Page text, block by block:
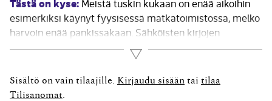
Meistä tuskin kukaan on enää aikoihin
esimerkiksi käynyt fyysisessä matkatoimistossa, melko
harvoin enää pankissakaan. Sähköisten kirjojen
myyntiluvut menivät paperisten ohi maailman
suurimmassa kirjakaupassa. Uber-palvelu ravistelee
maailman taksitoimialaa ja AirBnB haastaa hotelleja.
Maantieteellisten rajojen merkitys vähenee, kun
Lue lisää
Sisältö on vain tilaajille. Kirjaudu sisään tai tilaa
Tilisanomat